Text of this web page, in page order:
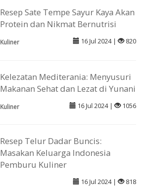
Resep Sate Tempe Sayur Kaya Akan
Protein dan Nikmat Bernutrisi
Kuliner 16 Jul 2024 | 820
Kelezatan Mediterania: Menyusuri
Makanan Sehat dan Lezat di Yunani
Kuliner 16 Jul 2024 | 1056
Resep Telur Dadar Buncis:
Masakan Keluarga Indonesia
Pemburu Kuliner
16 Jul 2024 | 818